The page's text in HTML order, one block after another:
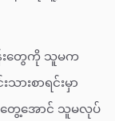
န်းတွေကို သူမက
းစာရင်းမှာ
ေ့အောင် သူမလုပ်